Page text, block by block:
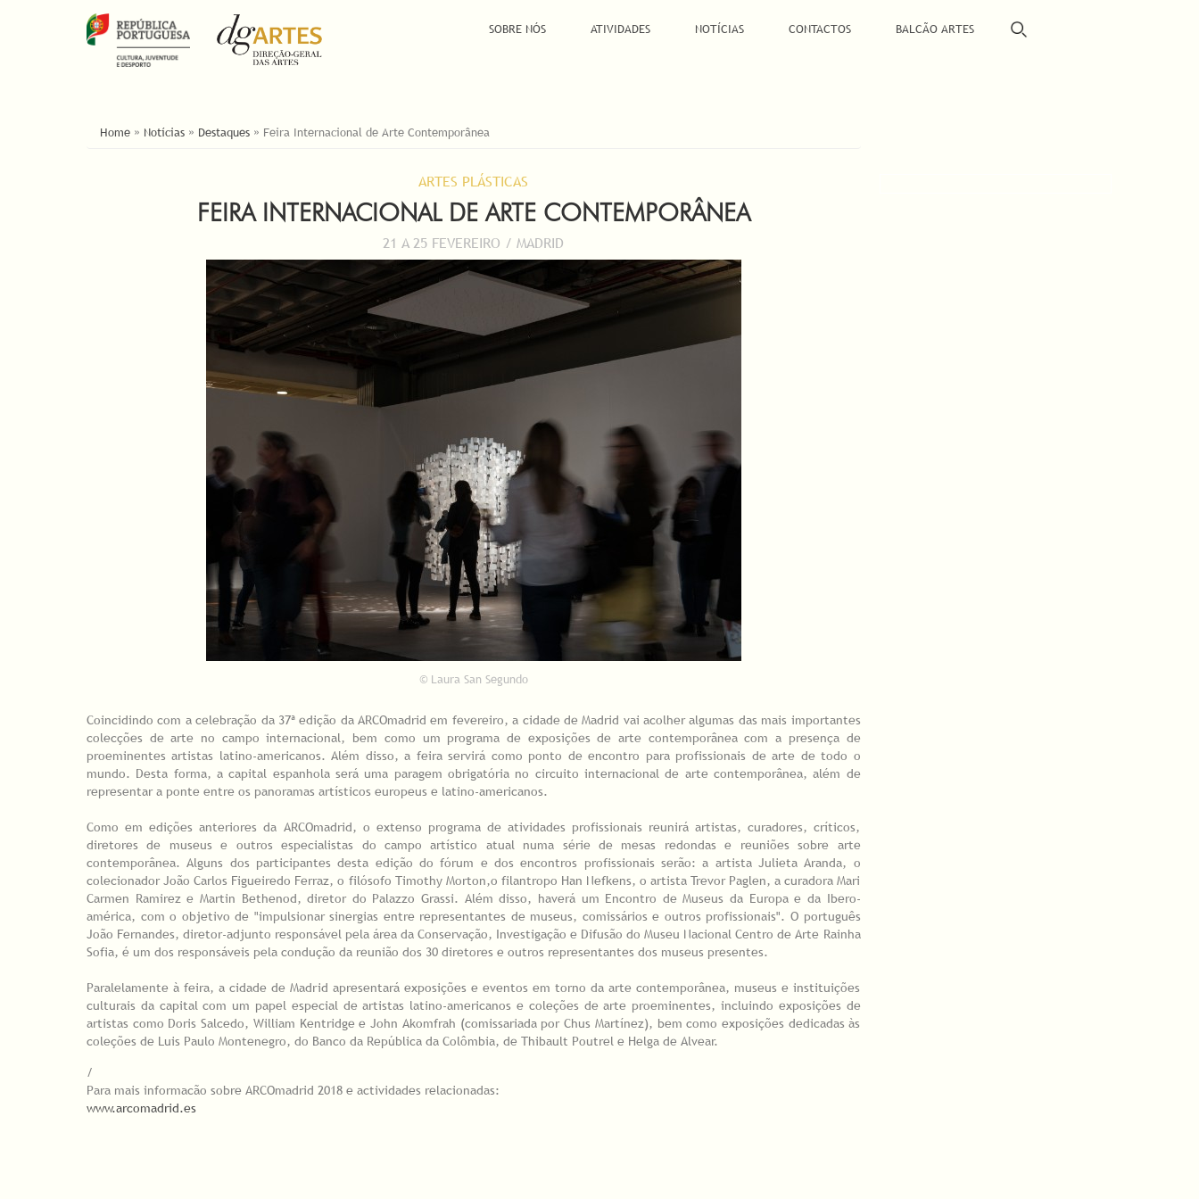
SOBRE NÓS ATIVIDADES NOTÍCIAS CONTACTOS BALCÃO ARTES
ESTÁ AQUI
Home » Notícias » Destaques » Feira Internacional de Arte Contemporânea
ARTES PLÁSTICAS
FEIRA INTERNACIONAL DE ARTE CONTEMPORÂNEA
21 A 25 FEVEREIRO / MADRID
© Laura San Segundo
Coincidindo com a celebração da 37ª edição da ARCOmadrid em fevereiro, a cidade de Madrid vai acolher algumas das mais importantes
colecções de arte no campo internacional, bem como um programa de exposições de arte contemporânea com a presença de
proeminentes artistas latino-americanos. Além disso, a feira servirá como ponto de encontro para profissionais de arte de todo o
mundo. Desta forma, a capital espanhola será uma paragem obrigatória no circuito internacional de arte contemporânea, além de
representar a ponte entre os panoramas artísticos europeus e latino-americanos.
Como em edições anteriores da ARCOmadrid, o extenso programa de atividades profissionais reunirá artistas, curadores, críticos,
diretores de museus e outros especialistas do campo artístico atual numa série de mesas redondas e reuniões sobre arte
contemporânea. Alguns dos participantes desta edição do fórum e dos encontros profissionais serão: a artista Julieta Aranda, o
colecionador João Carlos Figueiredo Ferraz, o filósofo Timothy Morton,o filantropo Han Nefkens, o artista Trevor Paglen, a curadora Mari
Carmen Ramirez e Martin Bethenod, diretor do Palazzo Grassi. Além disso, haverá um Encontro de Museus da Europa e da Ibero-
américa, com o objetivo de "impulsionar sinergias entre representantes de museus, comissários e outros profissionais". O português
João Fernandes, diretor-adjunto responsável pela área da Conservação, Investigação e Difusão do Museu Nacional Centro de Arte Rainha
Sofia, é um dos responsáveis pela condução da reunião dos 30 diretores e outros representantes dos museus presentes.
Paralelamente à feira, a cidade de Madrid apresentará exposições e eventos em torno da arte contemporânea, museus e instituições
culturais da capital com um papel especial de artistas latino-americanos e coleções de arte proeminentes, incluindo exposições de
artistas como Doris Salcedo, William Kentridge e John Akomfrah (comissariada por Chus Martínez), bem como exposições dedicadas às
coleções de Luis Paulo Montenegro, do Banco da República da Colômbia, de Thibault Poutrel e Helga de Alvear.
/
Para mais informacão sobre ARCOmadrid 2018 e actividades relacionadas:
www.arcomadrid.es